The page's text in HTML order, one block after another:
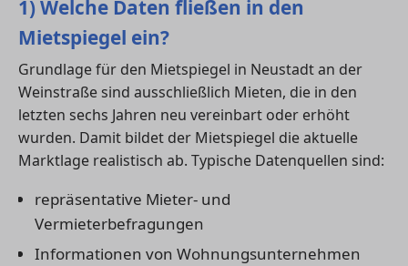
1) Welche Daten fließen in den
Mietspiegel ein?
Grundlage für den Mietspiegel in Neustadt an der
Weinstraße sind ausschließlich Mieten, die in den
letzten sechs Jahren neu vereinbart oder erhöht
wurden. Damit bildet der Mietspiegel die aktuelle
Marktlage realistisch ab. Typische Datenquellen sind:
repräsentative Mieter- und
Vermieterbefragungen
Informationen von Wohnungsunternehmen